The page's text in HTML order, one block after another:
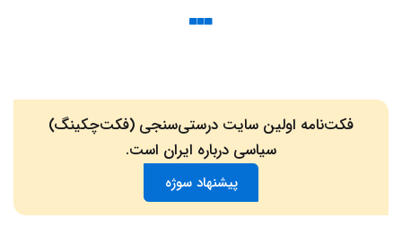
فکت‌نامه اولین سایت درستی‌سنجی (فکت‌چکینگ)
سیاسی درباره ایران است.
پیشنهاد سوژه